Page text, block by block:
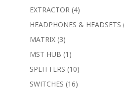
EXTRACTOR 44
products
HEADPHONES & HEADSETS
MATRIX 33
products
MST HUB 1 1
product
SPLITTERS 1010
products
SWITCHES 1616